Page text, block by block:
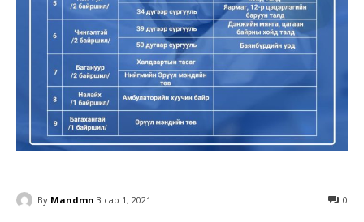
By Mandmn 3 сар 1, 2021 0